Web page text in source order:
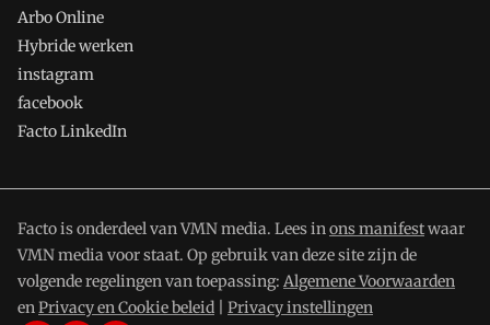
Arbo Online
Hybride werken
instagram
facebook
Facto LinkedIn
Facto is onderdeel van VMN media. Lees inons manifestwaar
VMN media voor staat. Op gebruik van deze site zijn de
volgende regelingen van toepassing: Algemene Voorwaarden
enPrivacy en Cookie beleid Privacy instellingen